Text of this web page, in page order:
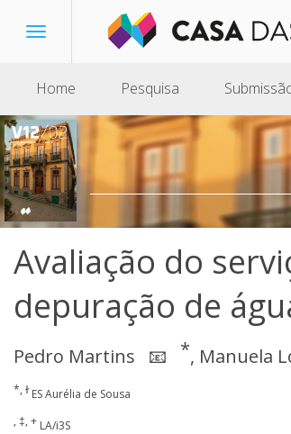
Toggle
Home Pesquisa
Avaliação do
depuração de
Pedro Martins 📧 *, Manuela
*, ɫ ES Aurélia de Sousa
, ‡, + LA/i3S